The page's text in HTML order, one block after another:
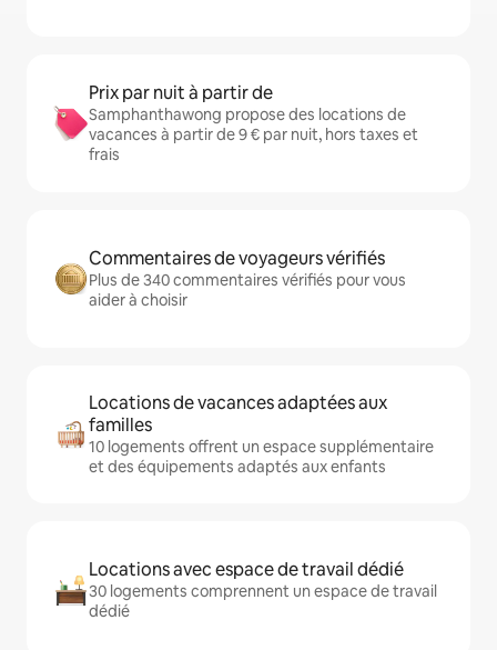
Prix par nuit à partir de
Samphanthawong propose des locations de
vacances à partir de 9 € par nuit, hors taxes et
frais
Commentaires de voyageurs vérifiés
Plus de 340 commentaires vérifiés pour vous
aider à choisir
Locations de vacances adaptées aux
familles
10 logements offrent un espace supplémentaire
et des équipements adaptés aux enfants
Locations avec espace de travail dédié
30 logements comprennent un espace de travail
dédié